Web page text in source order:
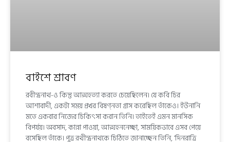
বাইশে শ্রাবণ
রবীন্দ্রনাথ-ও কিন্তু আত্মহত্যা করতে চেয়েছিলেন। যে কবি চির
আশাবাদী, একটা সময় প্রখর বিষণ্নতা গ্রাস করেছিল তাঁকেও। ইউনানি
মতে একবার নিজের চিকিৎসা করান তিনি। তাইতেই এমন মানসিক
বিপর্যয়। অবসাদ, কান্না পাওয়া, আত্মহননেচ্ছা, সাময়িকভাবে এসব পেয়ে
বসেছিল তাঁকে। পুত্র রথীন্দ্রনাথকে চিঠিতে জানাচ্ছেন তিনি, ‘দিনরাত্রি